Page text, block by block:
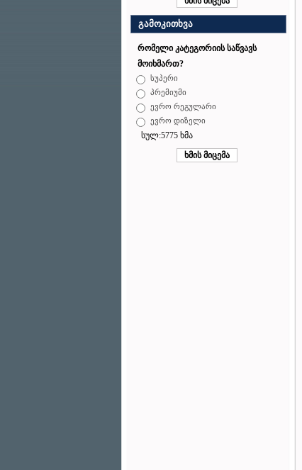
გამოკითხვა
რომელი კატეგორიის საწვავს
მოიხმართ?
სუპერი
პრემიუმი
ევრო რეგულარი
ევრო დიზელი
სულ:5775 ხმა